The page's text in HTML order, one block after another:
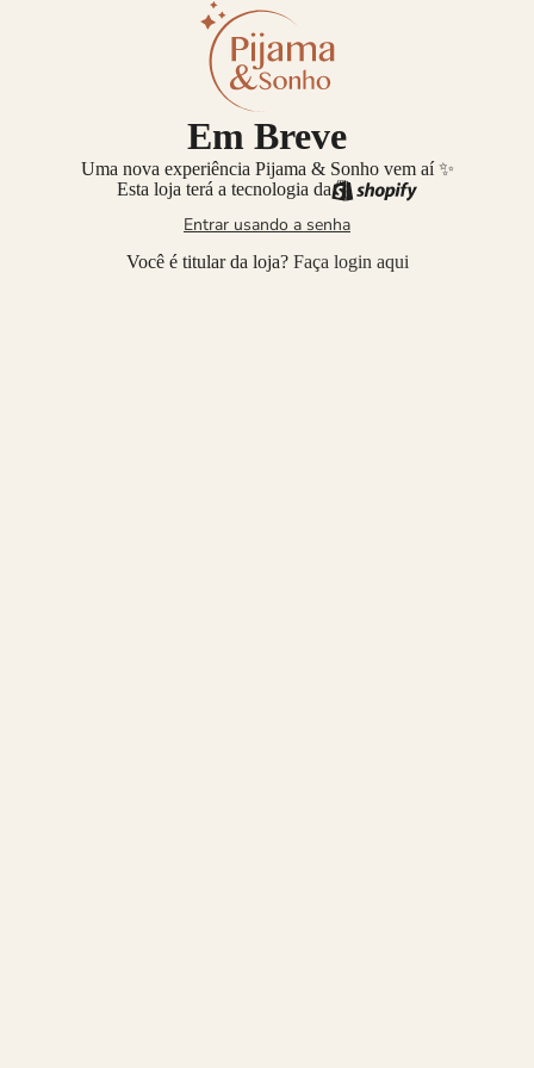
Em Breve
Uma nova experiência Pijama & Sonho vem aí ✨
Esta loja terá a tecnologia da
Entrar usando a senha
Você é titular da loja? Faça login aqui